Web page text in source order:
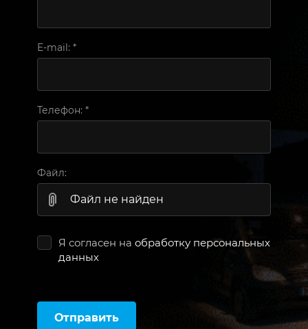
E-mail: *
Телефон: *
Файл:
Файл не найден
Я согласен на обработку персональных
данных
Отправить